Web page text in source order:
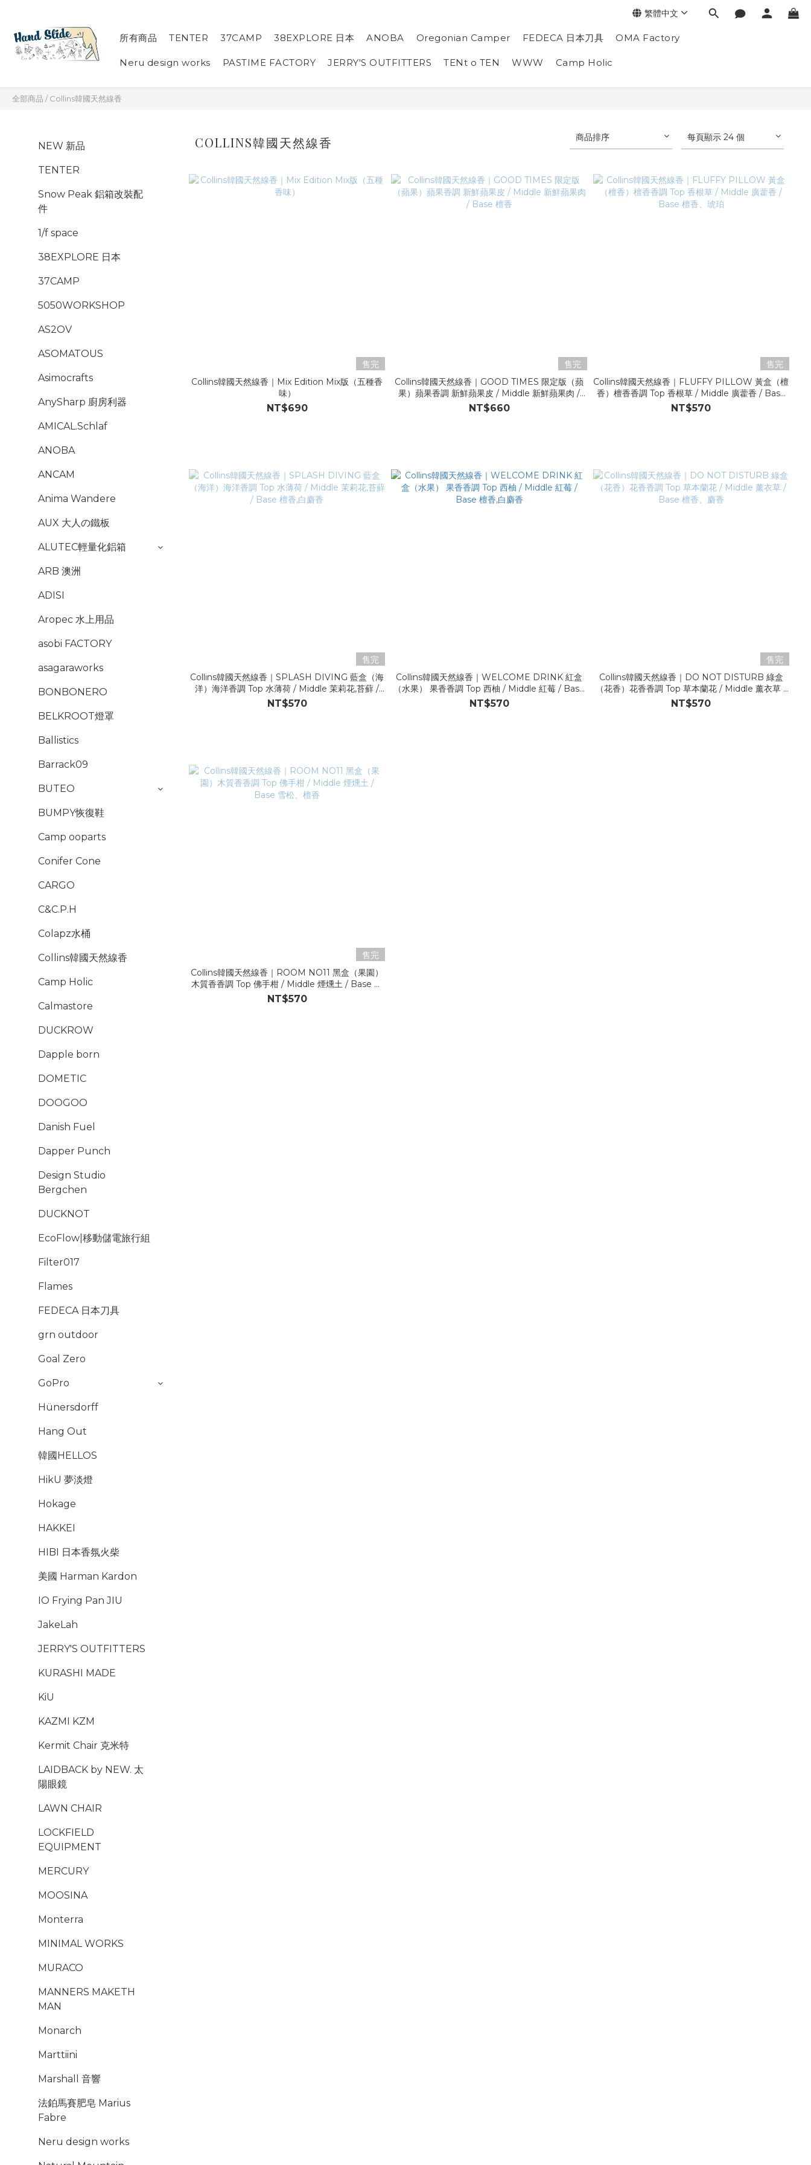
所有商品 TENTER 37CAMP 38EXPLORE 日本 ANOBA Oregonian Camper FEDECA 日本刀具 OMA Factory
Neru design works PASTIME FACTORY JERRY'S OUTFITTERS TENt o TEN WWW Camp Holic
繁體中文
全部商品 /Collins韓國天然線香
NEW 新品
TENTER
Snow Peak 鋁箱改裝配
件
1/f space
38EXPLORE 日本
37CAMP
5050WORKSHOP
AS2OV
ASOMATOUS
Asimocrafts
AnySharp 廚房利器
AMICAL.Schlaf
ANOBA
ANCAM
Anima Wandere
AUX 大人の鐵板
ALUTEC輕量化鋁箱
ARB 澳洲
ADISI
Aropec 水上用品
asobi FACTORY
asagaraworks
BONBONERO
BELKROOT燈罩
Ballistics
Barrack09
BUTEO
BUMPY恢復鞋
Camp ooparts
Conifer Cone
CARGO
C&C.P.H
Colapz水桶
Collins韓國天然線香
Camp Holic
Calmastore
DUCKROW
Dapple born
DOMETIC
DOOGOO
Danish Fuel
Dapper Punch
Design Studio
Bergchen
DUCKNOT
EcoFlow|移動儲電旅行組
Filter017
Flames
FEDECA 日本刀具
grn outdoor
Goal Zero
GoPro
Hünersdorff
Hang Out
韓國HELLOS
HikU 夢淡燈
Hokage
HAKKEI
HIBI 日本香氛火柴
美國 Harman Kardon
IO Frying Pan JIU
JakeLah
JERRY'S OUTFITTERS
KURASHI MADE
KiU
KAZMI KZM
Kermit Chair 克米特
LAIDBACK by NEW. 太
陽眼鏡
LAWN CHAIR
LOCKFIELD
EQUIPMENT
MERCURY
MOOSINA
Monterra
MINIMAL WORKS
MURACO
MANNERS MAKETH
MAN
Monarch
Marttiini
Marshall 音響
法鉑馬賽肥皂 Marius
Fabre
Neru design works
COLLINS韓國天然線香 商品排序 每頁顯示 24 個
售完
Collins韓國天然線香｜Mix Edition Mix版（五種香
味）
NT$690
售完
Collins韓國天然線香｜GOOD TIMES 限定版（蘋
果）蘋果香調 新鮮蘋果皮 / Middle 新鮮蘋果肉 /
Base 檀香
NT$660
售完
Collins韓國天然線香｜FLUFFY PILLOW 黃盒（檀
香）檀香香調 Top 香根草 / Middle 廣藿香 / Base
檀香、琥珀
NT$570
售完
Collins韓國天然線香｜SPLASH DIVING 藍盒（海
洋）海洋香調 Top 水薄荷 / Middle 茉莉花,苔蘚 /
Base 檀香,白麝香
NT$570
Collins韓國天然線香｜WELCOME DRINK 紅盒
（水果） 果香香調 Top 西柚 / Middle 紅莓 / Base
檀香,白麝香
NT$570
售完
Collins韓國天然線香｜DO NOT DISTURB 綠盒
（花香）花香香調 Top 草本蘭花 / Middle 薰衣草 /
Base 檀香、麝香
NT$570
售完
Collins韓國天然線香｜ROOM NO11 黑盒（果園）
木質香香調 Top 佛手柑 / Middle 煙燻土 / Base 雪
松、檀香
NT$570